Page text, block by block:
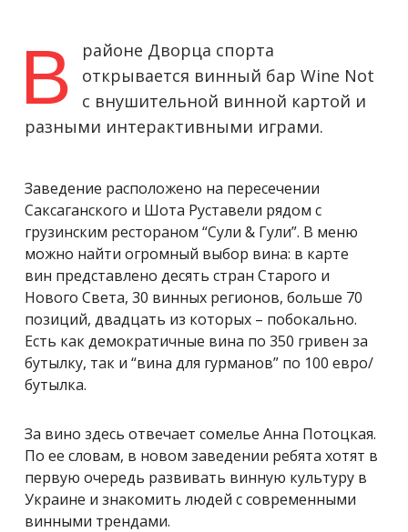
В
районе Дворца спорта
открывается винный бар Wine Not
с внушительной винной картой и
разными интерактивными играми.
Заведение расположено на пересечении
Саксаганского и Шота Руставели рядом с
грузинским рестораном “Сули & Гули”. В меню
можно найти огромный выбор вина: в карте
вин представлено десять стран Старого и
Нового Света, 30 винных регионов, больше 70
позиций, двадцать из которых – побокально.
Есть как демократичные вина по 350 гривен за
бутылку, так и “вина для гурманов” по 100 евро/
бутылка.
За вино здесь отвечает сомелье Анна Потоцкая.
По ее словам, в новом заведении ребята хотят в
первую очередь развивать винную культуру в
Украине и знакомить людей с современными
винными трендами.